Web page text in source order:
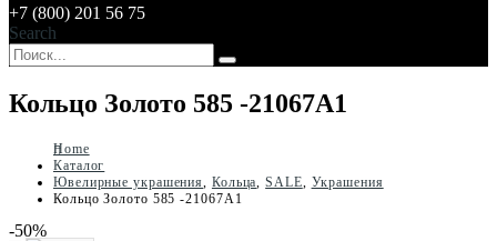
+7 (800) 201 56 75
Search
Кольцо Золото 585 -21067А1
Home
Каталог
Ювелирные украшения, Кольца,SALE, Украшения
Кольцо Золото 585 -21067А1
-50%